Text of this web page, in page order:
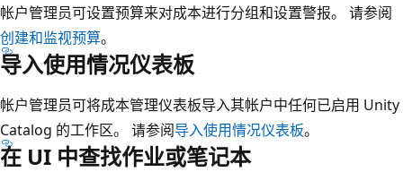
帐户管理员可设置预算来对成本进行分组和设置警报。 请参阅
创建和监视预算。
导入使用情况仪表板
帐户管理员可将成本管理仪表板导入其帐户中任何已启用 Unity
Catalog 的工作区。 请参阅导入使用情况仪表板。
在 UI 中查找作业或笔记本